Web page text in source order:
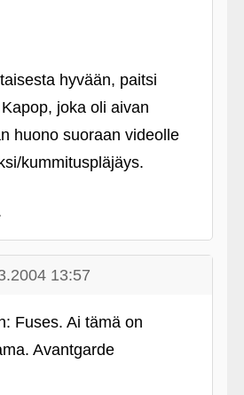
hyvään, paitsi
joka oli aivan
huono suoraan videolle
kummituspläjäys.
13:57
Fuses. Ai tämä on
Avantgarde